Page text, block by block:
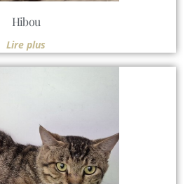
Hibou
Lire plus